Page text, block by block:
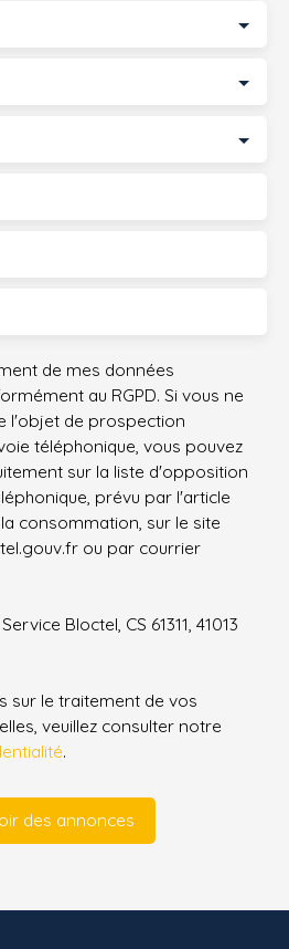
de mes données
au RGPD. Si vous ne
l'objet de prospection
téléphonique, vous pouvez
sur la liste d'opposition
prévu par l'article
consommation, sur le site
ou par courrier
Bloctel, CS 61311, 41013
sur le traitement de vos
veuillez consulter notre
.
des annonces